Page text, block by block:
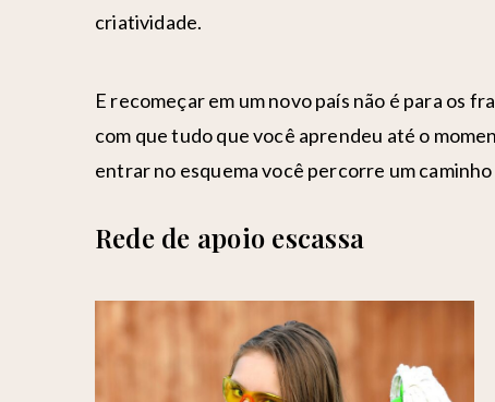
criatividade.
E recomeçar em um novo país não é para os
com que tudo que você aprendeu até o
entrar no esquema você percorre um
Rede de apoio escassa